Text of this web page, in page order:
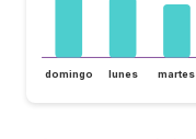
domingo lunes martes